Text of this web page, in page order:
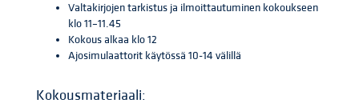
Valtakirjojen tarkistus ja ilmoittautuminen kokoukseen
klo 11–11.45
Kokous alkaa klo 12
Ajosimulaattorit käytössä 10-14 välillä
Kokousmateriaali: